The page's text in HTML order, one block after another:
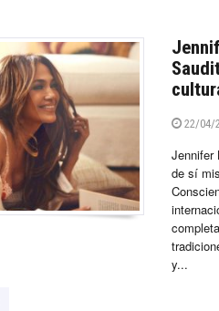
22/04/
Jennifer
de sí
y...